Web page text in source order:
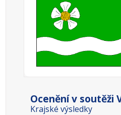
Ocenění v soutěži
Krajské výsledky